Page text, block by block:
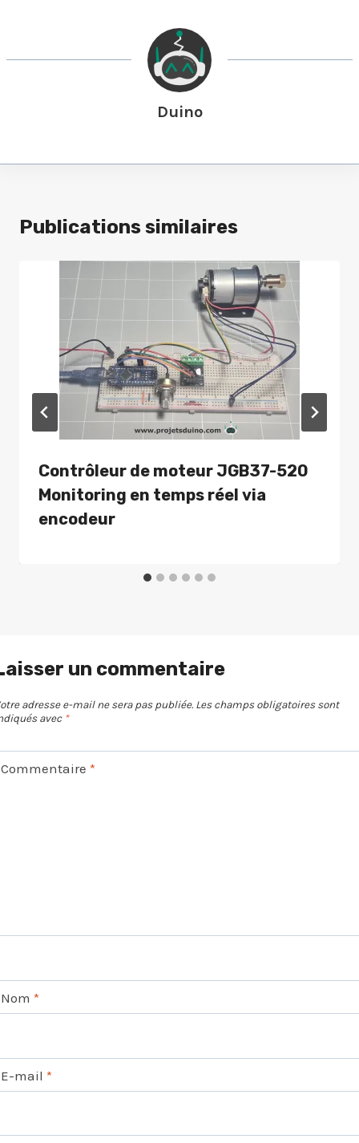
Duino
Publications similaires
Contrôleur de moteur JGB37-520
Monitoring en temps réel via
encodeur
un commentaire
adresse e-mail ne sera pas publiée. Les champs obligatoires sont
avec *
Commentaire *
Nom *
E-mail *